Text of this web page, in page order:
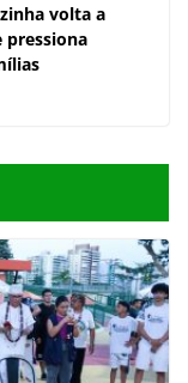
volta a
pressiona